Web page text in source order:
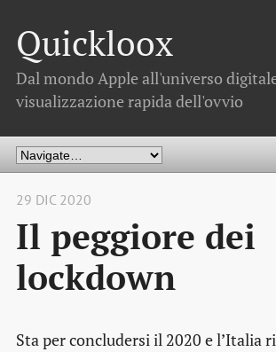
Quickloox
Dal mondo Apple all'universo
visualizzazione rapida dell'ovvio
29 DIC 2020
Il peggiore dei
lockdown
Sta per concludersi il 2020 e l’Italia